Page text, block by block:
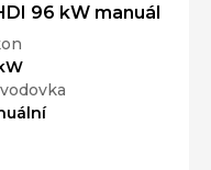
96 kW manuál